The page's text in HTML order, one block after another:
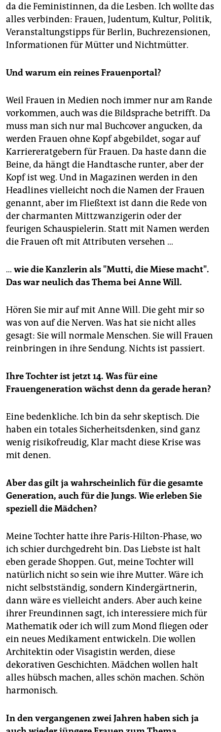
da die Feministinnen, da die Lesben. Ich wollte das
alles verbinden: Frauen, Judentum, Kultur, Politik,
Veranstaltungstipps für Berlin, Buchrezensionen,
Informationen für Mütter und Nichtmütter.
Und warum ein reines Frauenportal?
Weil Frauen in Medien noch immer nur am Rande
vorkommen, auch was die Bildsprache betrifft. Da
muss man sich nur mal Buchcover angucken, da
werden Frauen ohne Kopf abgebildet, sogar auf
Karriereratgebern für Frauen. Da haste dann die
Beine, da hängt die Handtasche runter, aber der
Kopf ist weg. Und in Magazinen werden in den
Headlines vielleicht noch die Namen der Frauen
genannt, aber im Fließtext ist dann die Rede von
der charmanten Mittzwanzigerin oder der
feurigen Schauspielerin. Statt mit Namen werden
die Frauen oft mit Attributen versehen …
… wie die Kanzlerin als "Mutti, die Miese macht".
Das war neulich das Thema bei Anne Will.
Hören Sie mir auf mit Anne Will. Die geht mir so
was von auf die Nerven. Was hat sie nicht alles
gesagt: Sie will normale Menschen. Sie will Frauen
reinbringen in ihre Sendung. Nichts ist passiert.
Ihre Tochter ist jetzt 14. Was für eine
Frauengeneration wächst denn da gerade heran?
Eine bedenkliche. Ich bin da sehr skeptisch. Die
haben ein totales Sicherheitsdenken, sind ganz
wenig risikofreudig, Klar macht diese Krise was
mit denen.
Aber das gilt ja wahrscheinlich für die gesamte
Generation, auch für die Jungs. Wie erleben Sie
speziell die Mädchen?
Meine Tochter hatte ihre Paris-Hilton-Phase, wo
ich schier durchgedreht bin. Das Liebste ist halt
eben gerade Shoppen. Gut, meine Tochter will
natürlich nicht so sein wie ihre Mutter. Wäre ich
nicht selbstständig, sondern Kindergärtnerin,
dann wäre es vielleicht anders. Aber auch keine
ihrer Freundinnen sagt, ich interessiere mich für
Mathematik oder ich will zum Mond fliegen oder
ein neues Medikament entwickeln. Die wollen
Architektin oder Visagistin werden, diese
dekorativen Geschichten. Mädchen wollen halt
alles hübsch machen, alles schön machen. Schön
harmonisch.
In den vergangenen zwei Jahren haben sich ja